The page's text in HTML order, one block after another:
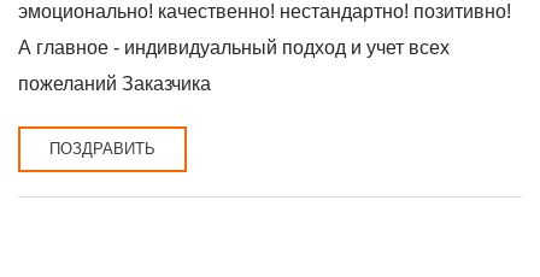
эмоционально! качественно! нестандартно! позитивно!
А главное - индивидуальный подход и учет всех
пожеланий Заказчика
ПОЗДРАВИТЬ